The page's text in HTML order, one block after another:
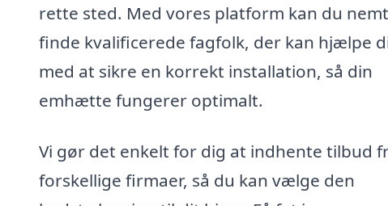
rette sted. Med vores platform kan du nemt
finde kvalificerede fagfolk, der kan hjælpe
med at sikre en korrekt installation, så din
emhætte fungerer optimalt.
Vi gør det enkelt for dig at indhente tilbud
forskellige firmaer, så du kan vælge den